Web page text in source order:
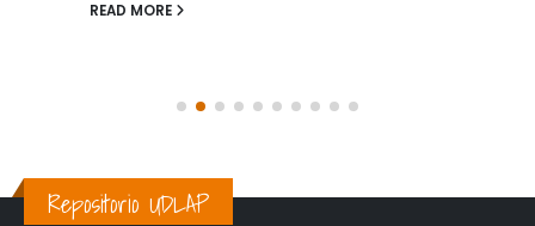
READ MORE
Repositorio UDLAP